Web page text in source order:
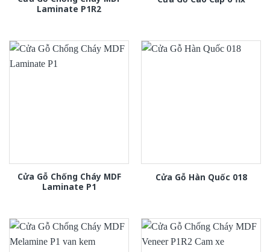
Laminate P1R2
Cửa Gỗ Chống Cháy MDF
Laminate P1
Cửa Gỗ Hàn Quốc 018